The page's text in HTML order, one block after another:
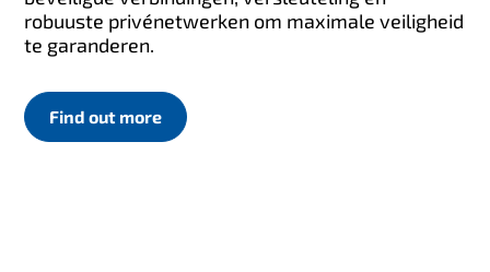
robuuste privénetwerken om maximale veiligheid
te garanderen.
Find out more